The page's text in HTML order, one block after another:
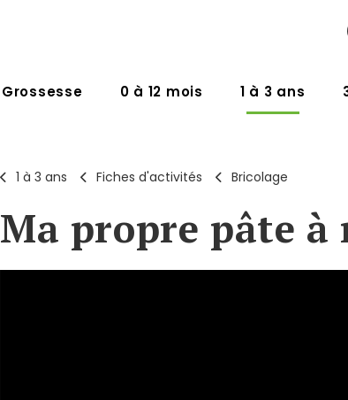
Grossesse 0 à 12 mois 1 à 3 ans
1 à 3 ans Fiches d'activités Bricolage
Ma propre pâte à